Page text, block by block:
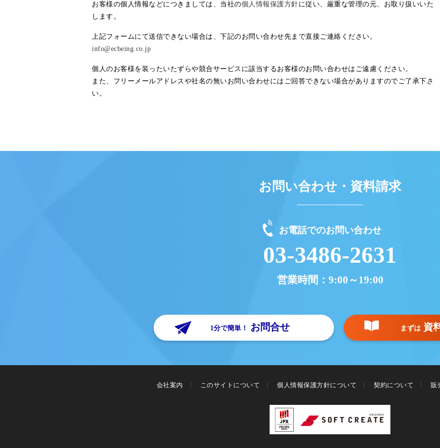
お客様の個人情報などにつきましては、当社の個人情報保護方針に従い、厳重な管理の元、お取り扱いいた
します。
上記フォームにて送信できない場合は、下記のお問い合わせ先まで直接ご連絡ください。
info@ecbeing.co.jp
個人のお客様を装ったいたずらや競合サービスに該当するお客様のお問い合わせはご遠慮ください。
また、フリーメールアドレスや社名の無いお問い合わせにはご回答できない場合がありますのでご了承下さ
い。
お問い合わせ・資料請求
お電話でのお問い合わせ
03-3486-2631
営業時間： 9:00～19:00
1分で簡単！ お問合せ まずは 資
会社案内 このサイトについて 個人情報保護方針について 契約について 販